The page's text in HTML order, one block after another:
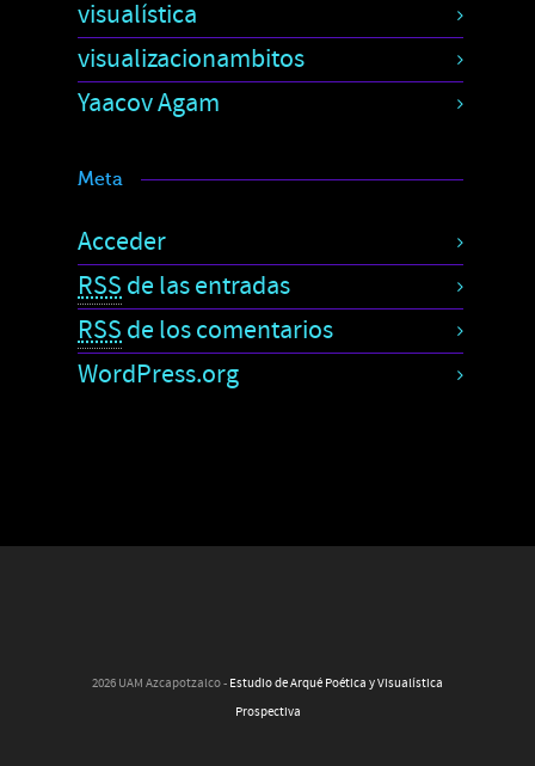
visualística
visualizacionambitos
Yaacov Agam
Meta
Acceder
RSS de las entradas
RSS de los comentarios
WordPress.org
2026 UAM Azcapotzalco - Estudio de Arqué Poética y Visualística
Prospectiva